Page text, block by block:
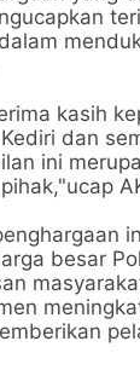
kasih
dan
ini
besar